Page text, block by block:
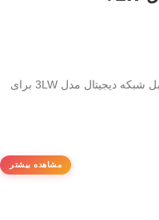
تستر کابل شبکه دیجیتال مدل 3LW تستر کابل شبکه دیجیتال مدل 3LW برای
مشاهده بیشتر